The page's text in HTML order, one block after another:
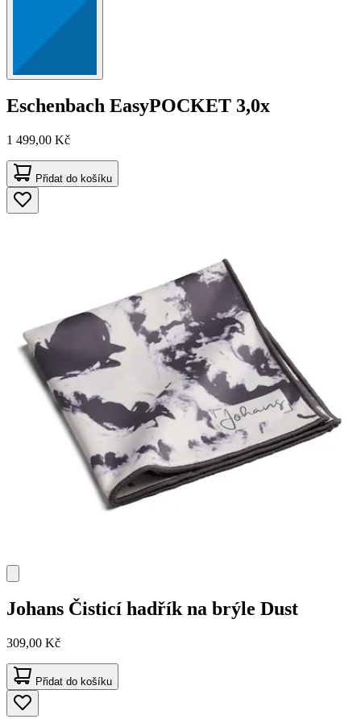
Eschenbach EasyPOCKET 3,0x
1 499,00 Kč
Přidat do košíku
Johans Čisticí hadřík na brýle Dust
309,00 Kč
Přidat do košíku